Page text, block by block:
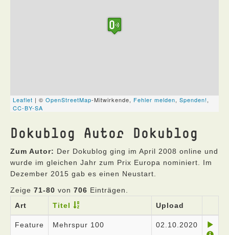
Dokublog Autor Dokublog
Zum Autor: Der Dokublog ging im April 2008 online und
wurde im gleichen Jahr zum Prix Europa nominiert. Im
Dezember 2015 gab es einen Neustart.
Zeige 71-80 von 706 Einträgen.
Art
Titel Upload
Feature Mehrspur 100 02.10.2020